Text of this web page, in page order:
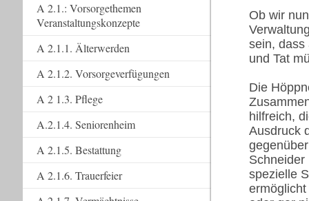
Ob wir
sein, dass
und Tat
Die
hilfreich,
Ausdruck
Schneider
spezielle
A 2.1.: Vorsorgethemen
Veranstaltungskonzepte
A 2.1.1. Älterwerden
A 2.1.2. Vorsorgeverfügungen
A 2 1.3. Pflege
A.2.1.4. Seniorenheim
A 2.1.5. Bestattung
A 2.1.6. Trauerfeier